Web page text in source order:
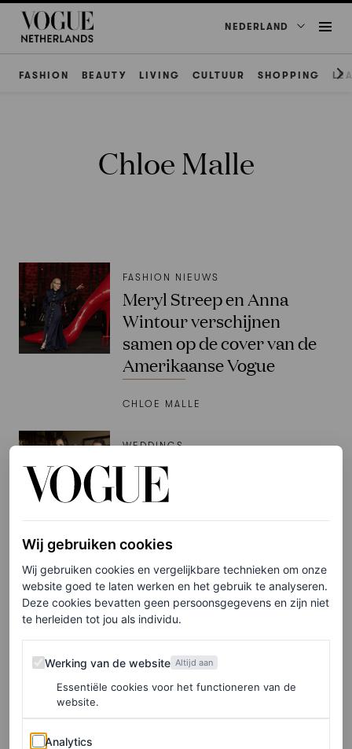
NEDERLAND
FASHION BEAUTY LIVING CULTUUR SHOPPING
Chloe Malle
FASHION NIEUWS
Meryl Streep en Anna
Wintour verschijnen
samen op de cover van de
Amerikaanse Vogue
CHLOE MALLE
WEDDINGS
Het verhaal achter de
trouwjurk van Lauren
Sánchez op haar bruiloft
CHLOE MALLE
PARTNERSHIP
Let’s talk sportswear:
Vogue duidde de tennis
inspired trends van de
event
Wij gebruiken cookies
Wij gebruiken cookies en vergelijkbare technieken om onze
website goed te laten werken en het gebruik te analyseren.
Deze cookies bevatten geen persoonsgegevens en zijn niet
te herleiden tot jou als individu.
Werking van de website
Werking van de website Altijd aan
Essentiële cookies voor het functioneren van de
website.
Analytics
Analytics